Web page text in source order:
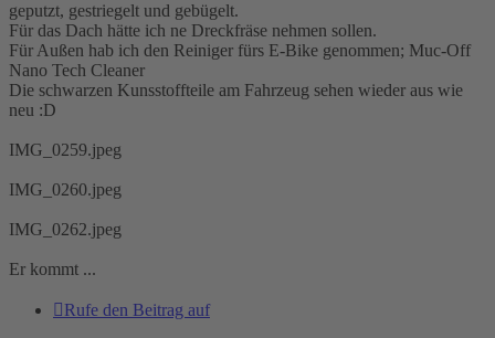
geputzt, gestriegelt und gebügelt.
Für das Dach hätte ich ne Dreckfräse nehmen sollen.
Für Außen hab ich den Reiniger fürs E-Bike genommen; Muc-Off
Nano Tech Cleaner
Die schwarzen Kunsstoffteile am Fahrzeug sehen wieder aus wie
neu :D
IMG_0259.jpeg
IMG_0260.jpeg
IMG_0262.jpeg
Er kommt ...
Rufe den Beitrag auf